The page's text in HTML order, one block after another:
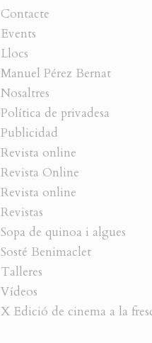
Contacte
Events
Llocs
Manuel Pérez Bernat
Nosaltres
Política de privadesa
Publicidad
Revista online
Revista Online
Revista online
Revistas
Sopa de quinoa i algues
Sosté Benimaclet
Talleres
Vídeos
X Edició de cinema a la